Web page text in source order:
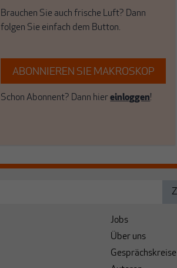
Brauchen Sie auch frische Luft? Dann
folgen Sie einfach dem Button.
ABONNIEREN SIE MAKROSKOP
Schon Abonnent? Dann hier einloggen!
Jobs
Über uns
Gesprächskreise